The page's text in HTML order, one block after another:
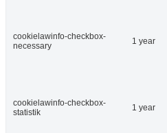
cookielawinfo-checkbox-
necessary
1 year
cookielawinfo-checkbox-
statistik
1 year